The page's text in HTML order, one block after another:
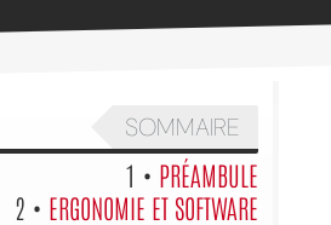
SOMMAIRE
1 • PRÉAMBULE
2 • ERGONOMIE ET SOFTWARE